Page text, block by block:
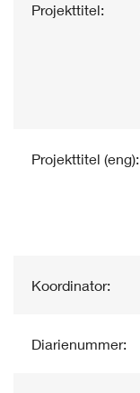
Projekttitel:
Projekttitel (eng):
Koordinator:
Diarienummer: